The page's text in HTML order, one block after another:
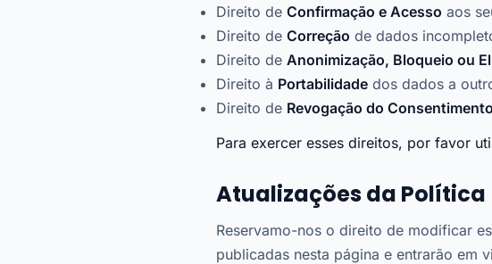
Direito de Confirmação e Acesso aos
Direito de Correção de dados
Direito de Anonimização, Bloqueio ou
Direito à Portabilidade dos dados a
Direito de Revogação do Consentimento
Para exercer esses direitos, por favor
Atualizações da Política
Reservamo-nos o direito de modificar
publicadas nesta página e entrarão em